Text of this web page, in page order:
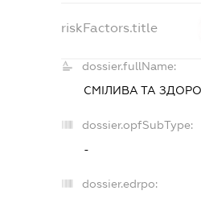
riskFactors.title
dossier.fullName:
СМІЛИВА ТА
dossier.opfSubType:
-
dossier.edrpo: